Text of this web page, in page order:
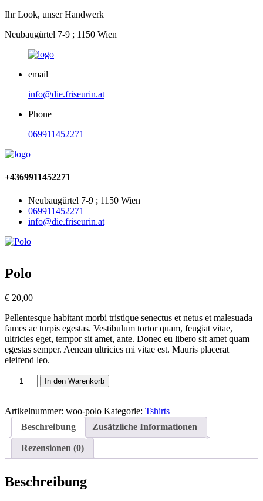
Ihr Look, unser Handwerk
Neubaugürtel 7-9 ; 1150 Wien
email
info@die.friseurin.at
Phone
069911452271
+4369911452271
Neubaugürtel 7-9 ; 1150 Wien
069911452271
info@die.friseurin.at
Polo
€ 20,00
Pellentesque habitant morbi tristique senectus et netus et malesuada
fames ac turpis egestas. Vestibulum tortor quam, feugiat vitae,
ultricies eget, tempor sit amet, ante. Donec eu libero sit amet quam
egestas semper. Aenean ultricies mi vitae est. Mauris placerat
eleifend leo.
Polo
Menge
In den Warenkorb
Artikelnummer: woo-polo Kategorie: Tshirts
Beschreibung
Zusätzliche Informationen
Rezensionen (0)
Beschreibung